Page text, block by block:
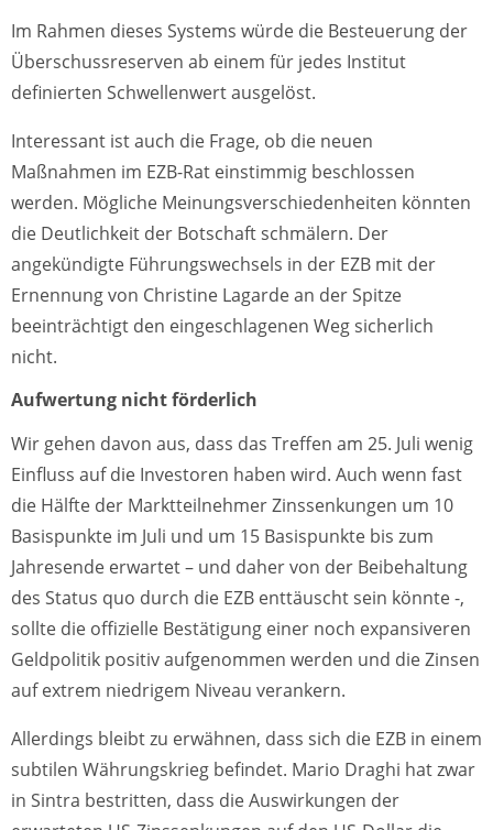
Im Rahmen dieses Systems würde die Besteuerung der
Überschussreserven ab einem für jedes Institut
definierten Schwellenwert ausgelöst.
Interessant ist auch die Frage, ob die neuen
Maßnahmen im EZB-Rat einstimmig beschlossen
werden. Mögliche Meinungsverschiedenheiten könnten
die Deutlichkeit der Botschaft schmälern. Der
angekündigte Führungswechsels in der EZB mit der
Ernennung von Christine Lagarde an der Spitze
beeinträchtigt den eingeschlagenen Weg sicherlich
nicht.
Aufwertung nicht förderlich
Wir gehen davon aus, dass das Treffen am 25. Juli wenig
Einfluss auf die Investoren haben wird. Auch wenn fast
die Hälfte der Marktteilnehmer Zinssenkungen um 10
Basispunkte im Juli und um 15 Basispunkte bis zum
Jahresende erwartet – und daher von der Beibehaltung
des Status quo durch die EZB enttäuscht sein könnte -,
sollte die offizielle Bestätigung einer noch expansiveren
Geldpolitik positiv aufgenommen werden und die Zinsen
auf extrem niedrigem Niveau verankern.
Allerdings bleibt zu erwähnen, dass sich die EZB in einem
subtilen Währungskrieg befindet. Mario Draghi hat zwar
in Sintra bestritten, dass die Auswirkungen der